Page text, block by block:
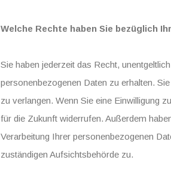
Welche Rechte haben Sie bezüglich
Sie haben jederzeit das Recht,
personenbezogenen Daten zu erhalten.
zu verlangen. Wenn Sie eine Einwilligung
für die Zukunft widerrufen. Außerdem
Verarbeitung Ihrer personenbezogenen
zuständigen Aufsichtsbehörde zu.